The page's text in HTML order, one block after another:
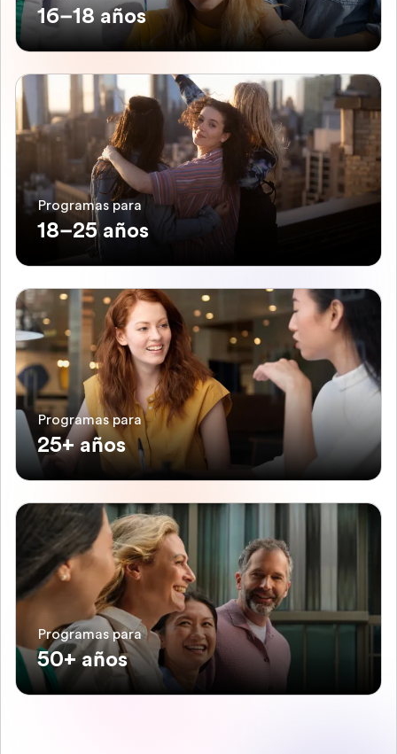
16–18 años
Programas para
18–25 años
Programas para
25+ años
Programas para
50+ años